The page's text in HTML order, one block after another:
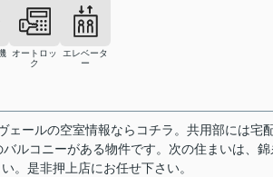
オートロッ
ク
エレベータ
ー
ェールの空室情報ならコチラ。共用部には宅
ルコニーがある物件です。次の住まいは、
。是非押上店にお任せ下さい。